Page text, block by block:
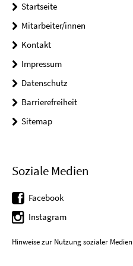
Startseite
Mitarbeiter/innen
Kontakt
Impressum
Datenschutz
Barrierefreiheit
Sitemap
Soziale Medien
Facebook
Instagram
Hinweise zur Nutzung sozialer Medien